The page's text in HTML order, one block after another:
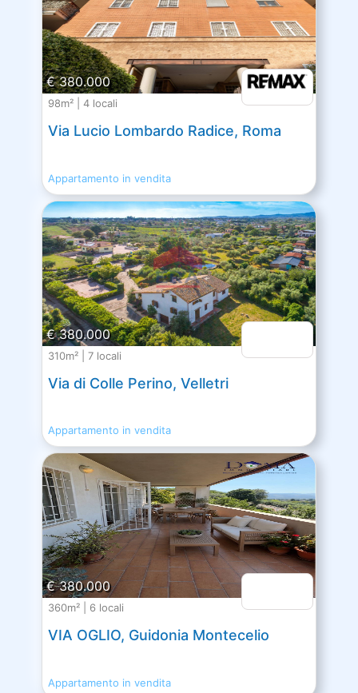
€ 380.000
98m² | 4 locali
Via Lucio Lombardo Radice, Roma
Appartamento in vendita
€ 380.000
310m² | 7 locali
Via di Colle Perino, Velletri
Appartamento in vendita
€ 380.000
360m² | 6 locali
VIA OGLIO, Guidonia Montecelio
Appartamento in vendita